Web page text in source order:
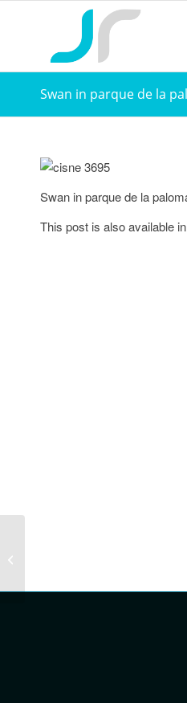
Swan in parque de la
Swan in parque de la
This post is also available